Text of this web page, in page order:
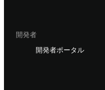
開発者
開発者ポータル